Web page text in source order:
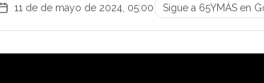
11 de de mayo de 2024, 05:00 Sigue a 65YMÁS en